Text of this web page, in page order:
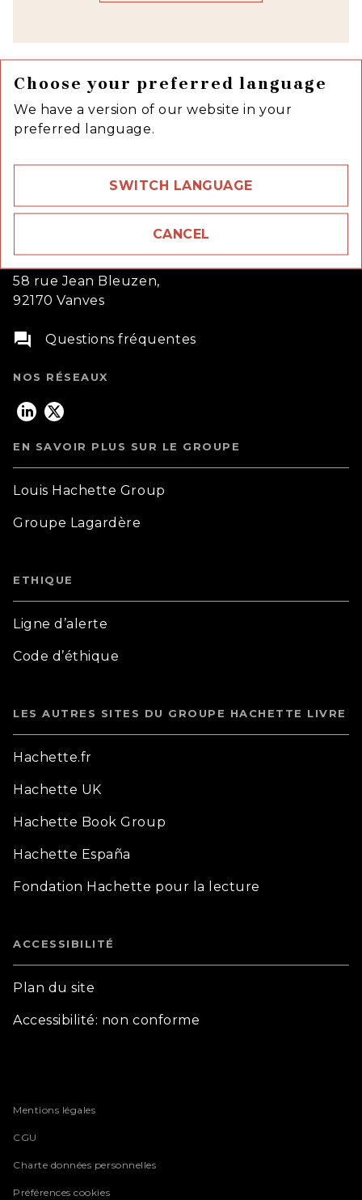
Choose your preferred language
We have a version of our website in your
preferred language.
SWITCH LANGUAGE
CANCEL
58 rue Jean Bleuzen,
92170 Vanves
question_answer Questions fréquentes
NOS RÉSEAUX
EN SAVOIR PLUS SUR LE GROUPE
Louis Hachette Group
Groupe Lagardère
ETHIQUE
Ligne d’alerte
Code d’éthique
LES AUTRES SITES DU GROUPE HACHETTE LIVRE
Hachette.fr
Hachette UK
Hachette Book Group
Hachette España
Fondation Hachette pour la lecture
ACCESSIBILITÉ
Plan du site
Accessibilité: non conforme
Mentions légales
CGU
Charte données personnelles
Préférences cookies